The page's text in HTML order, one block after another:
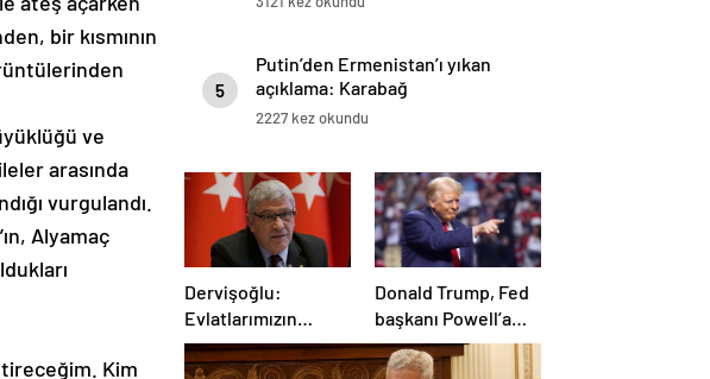
bir kısmının
ve
arasında
vurgulandı.
Alyamaç
Kim
5
Putin’den Ermenistan’ı yıkan
açıklama: Karabağ
Azerbaycan’ın ayrılmaz bir
2227 kez okundu
Dervişoğlu:
Evlatlarımızın
haklarını
savunacağım
Donald Trump, Fed
başkanı Powell’a
hakaret etti: Aptal